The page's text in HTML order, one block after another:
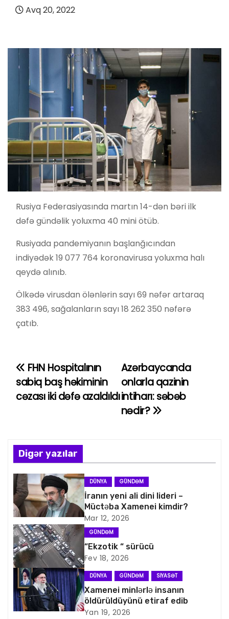
Avq 20, 2022
Rusiya Federasiyasında martın 14-dən bəri ilk
dəfə gündəlik yoluxma 40 mini ötüb.
Rusiyada pandemiyanın başlanğıcından
indiyədək 19 077 764 koronavirusa yoluxma halı
qeydə alınıb.
Ölkədə virusdan ölənlərin sayı 69 nəfər artaraq
383 496, sağalanların sayı 18 262 350 nəfərə
çatıb.
Y
a
n
a
v
i
q
a
s
i
Azərbaycanda
onlarla qazinin
intiharı: səbəb
nədir?
FHN Hospitalının
sabiq baş həkiminin
cəzası iki dəfə azaldıldı
Digər yazılar
DÜNYA GÜNDƏM
İranın yeni ali dini lideri –
Müctəba Xamenei kimdir?
Mar 12, 2026
GÜNDƏM
“Ekzotik “ sürücü
Fev 18, 2026
DÜNYA GÜNDƏM SIYASƏT
Xamenei minlərlə insanın
öldürüldüyünü etiraf edib
Yan 19, 2026